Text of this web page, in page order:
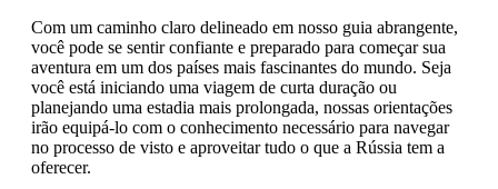
Com um caminho claro delineado em nosso guia abrangente,
você pode se sentir confiante e preparado para começar sua
aventura em um dos países mais fascinantes do mundo. Seja
você está iniciando uma viagem de curta duração ou
planejando uma estadia mais prolongada, nossas orientações
irão equipá-lo com o conhecimento necessário para navegar
no processo de visto e aproveitar tudo o que a Rússia tem a
oferecer.